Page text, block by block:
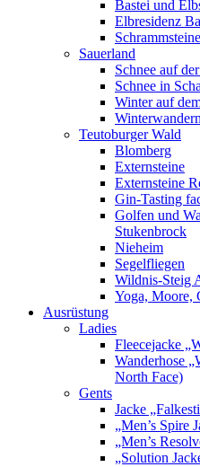
Bastei und
Elbresidenz
Schrammsteine
Sauerland
Schnee auf
Schnee in
Winter auf
Teutoburger Wald
Blomberg
Externsteine
Externsteine
Gin-Tasting
Golfen und
Stukenbrock
Nieheim
Segelfliegen
Wildnis-Steig
Yoga, Moore,
Ausrüstung
Ladies
Fleecejacke
Wanderhose
North Face)
Gents
Jacke
„Men’s Spire
„Men’s
„Solution